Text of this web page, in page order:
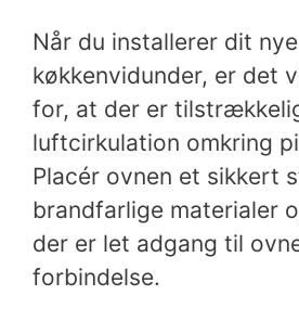
Når du installerer dit nye
køkkenvidunder, er det
for, at der er
luftcirkulation omkring
Placér ovnen et sikkert
brandfarlige materialer
der er let adgang til
forbindelse.